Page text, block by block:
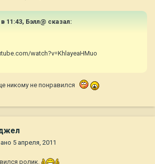
11:43, Бэлл@ сказал:
watch?v=KhlayeaHMuo
никому не понравился
5 апреля, 2011
ролик.